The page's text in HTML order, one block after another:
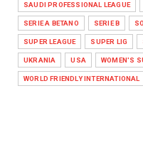
SAUDI PROFESSIONAL LEAGUE
SERIE A BETANO SERIE B
SUPER LEAGUE SUPER LIG
UKRANIA USA WOMEN'S
WORLD FRIENDLY INTERNATIONAL